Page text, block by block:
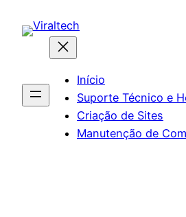
para
Início
Suporte Técnico e
Criação de Sites
Manutenção de